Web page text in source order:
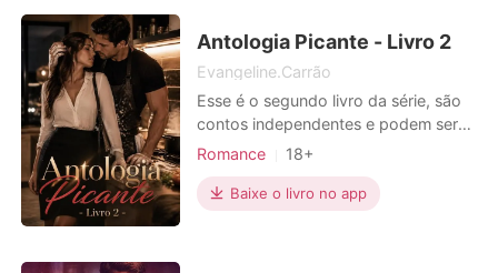
futebol e "pr
Antologia Picante - Livro 2
Evangeline.Carrão
Esse é o segundo livro da série, são
contos independentes e podem ser
lidos em qualquer ordem de livro ou
meus contos eróticos preferidos,
como parte da imersão, evitei dar
Romance
18+
Relacionamento secreto
Triangulo amoroso
Baixe o livro no app